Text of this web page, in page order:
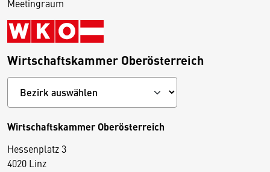
Meetingraum
Wirtschaftskammer Oberösterreich
Wirtschaftskammer Oberösterreich
Hessenplatz 3
4020 Linz